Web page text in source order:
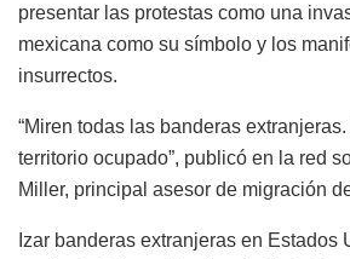
presentar las protestas como una
mexicana como su símbolo y los
insurrectos.
“Miren todas las banderas
territorio ocupado”, publicó en la red
Miller, principal asesor de migración
Izar banderas extranjeras en Estados